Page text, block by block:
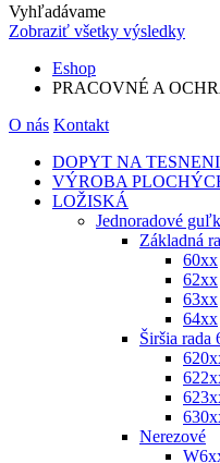
Vyhľadávame
Zobraziť všetky výsledky
Eshop
PRACOVNÉ A
O nás Kontakt
DOPYT NA
VÝROBA
LOŽISKÁ
Jednoradové
Základná
60xx
62xx
63xx
64xx
Širšia rada
Nerezové